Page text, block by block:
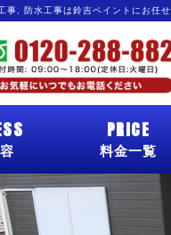
事, 防水工事は鈴吉ペイントにお任せ
PRICE
料金一覧